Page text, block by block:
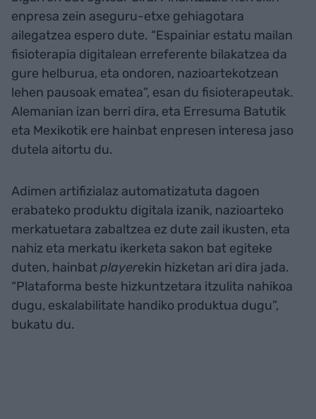
enpresa zein aseguru-etxe gehiagotara
ailegatzea espero dute. “Espainiar estatu mailan
fisioterapia digitalean erreferente bilakatzea da
gure helburua, eta ondoren, nazioartekotzean
lehen pausoak ematea”, esan du fisioterapeutak.
Alemanian izan berri dira, eta Erresuma Batutik
eta Mexikotik ere hainbat enpresen interesa jaso
dutela aitortu du.
Adimen artifizialaz automatizatuta dagoen
erabateko produktu digitala izanik, nazioarteko
merkatuetara zabaltzea ez dute zail ikusten, eta
nahiz eta merkatu ikerketa sakon bat egiteke
duten, hainbatplayerekin hizketan ari dira jada.
“Plataforma beste hizkuntzetara itzulita nahikoa
dugu, eskalabilitate handiko produktua dugu”,
bukatu du.